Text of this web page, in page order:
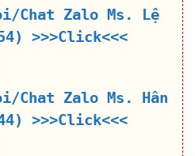
Chat Zalo Ms. Lệ
>>>Click<<<
Chat Zalo Ms. Hân
>>>Click<<<